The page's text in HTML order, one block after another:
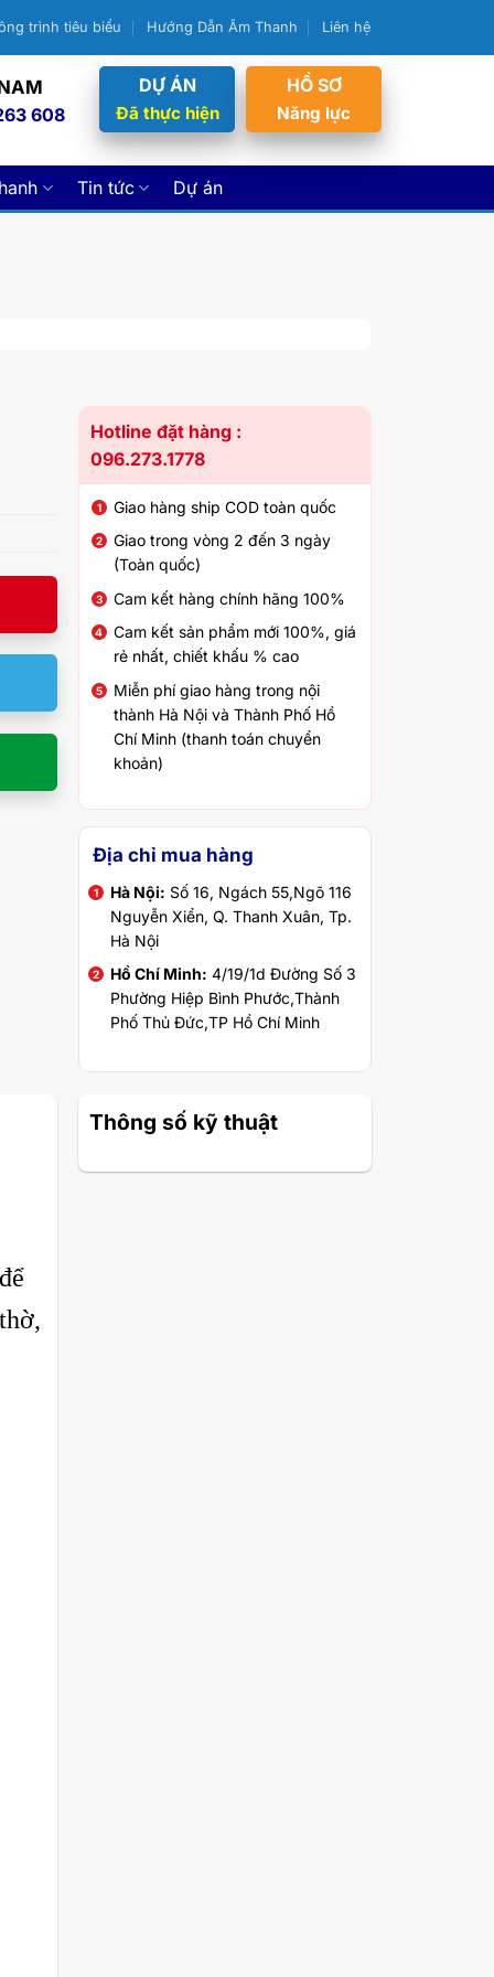
trình tiêu biểu Hướng Dẫn Âm Thanh Liên hệ
608
DỰ ÁN
Đã thực hiện
HỒ SƠ
Năng lực
Tin tức Dự án
Hotline đặt hàng :
096.273.1778
Giao hàng ship COD toàn quốc
Giao trong vòng 2 đến 3 ngày
(Toàn quốc)
Cam kết hàng chính hãng 100%
Cam kết sản phẩm mới 100%, giá
rẻ nhất, chiết khấu % cao
Miễn phí giao hàng trong nội
thành Hà Nội và Thành Phố Hồ
Chí Minh (thanh toán chuyển
khoản)
Địa chỉ mua hàng
Hà Nội: Số 16, Ngách 55,Ngõ 116
Nguyễn Xiển, Q. Thanh Xuân, Tp.
Hà Nội
Hồ Chí Minh: 4/19/1d Đường Số 3
Phường Hiệp Bình Phước,Thành
Phố Thủ Đức,TP Hồ Chí Minh
Thông số kỹ thuật